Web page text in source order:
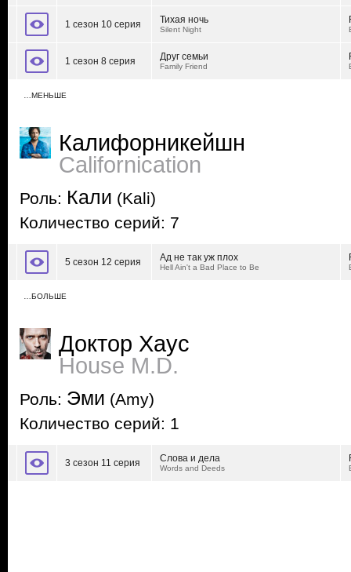
1 сезон 10 серия Тихая ночь
Silent Night
1 сезон 8 серия Друг семьи
Family Friend
…МЕНЬШЕ
Калифорникейшн
Californication
Роль: Кали (Kali)
Количество серий: 7
5 сезон 12 серия Ад не так уж плох
Hell Ain't a Bad Place to Be
…БОЛЬШЕ
Доктор Хаус
House M.D.
Роль: Эми (Amy)
Количество серий: 1
3 сезон 11 серия Слова и дела
Words and Deeds